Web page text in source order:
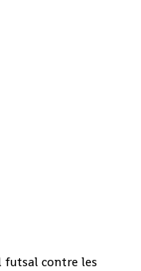
futsal contre les